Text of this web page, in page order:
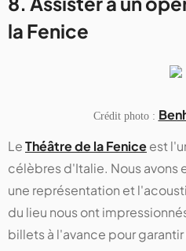
la Fenice
Crédit photo :
LeThéâtre de la Feniceest
célèbres d'Italie. Nous avons
une représentation et
du lieu nous ont
billets à l'avance pour